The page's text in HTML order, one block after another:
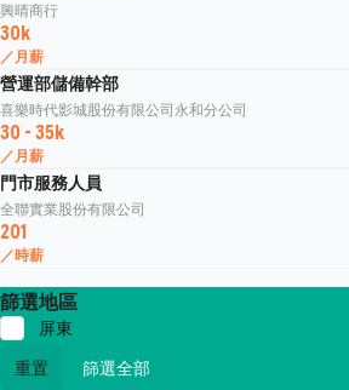
興晴商行
30k
／月薪
營運部儲備幹部
喜樂時代影城股份有限公司永和分公司
30 - 35k
／月薪
門市服務人員
全聯實業股份有限公司
201
／時薪
篩選地區
屏東
重置
篩選全部